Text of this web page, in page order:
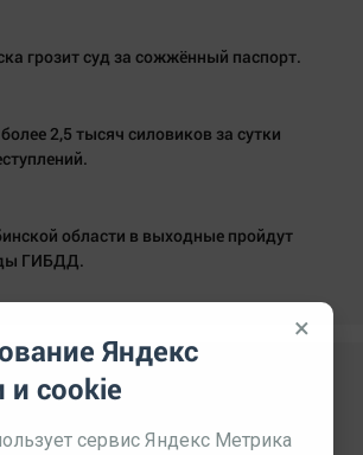
грозит суд за сожжённый паспорт.
2,5 тысяч силовиков за сутки
области в выходные пройдут
ГИБДД.
×
Яндекс
и cookie
сервис Яндекс Метрика